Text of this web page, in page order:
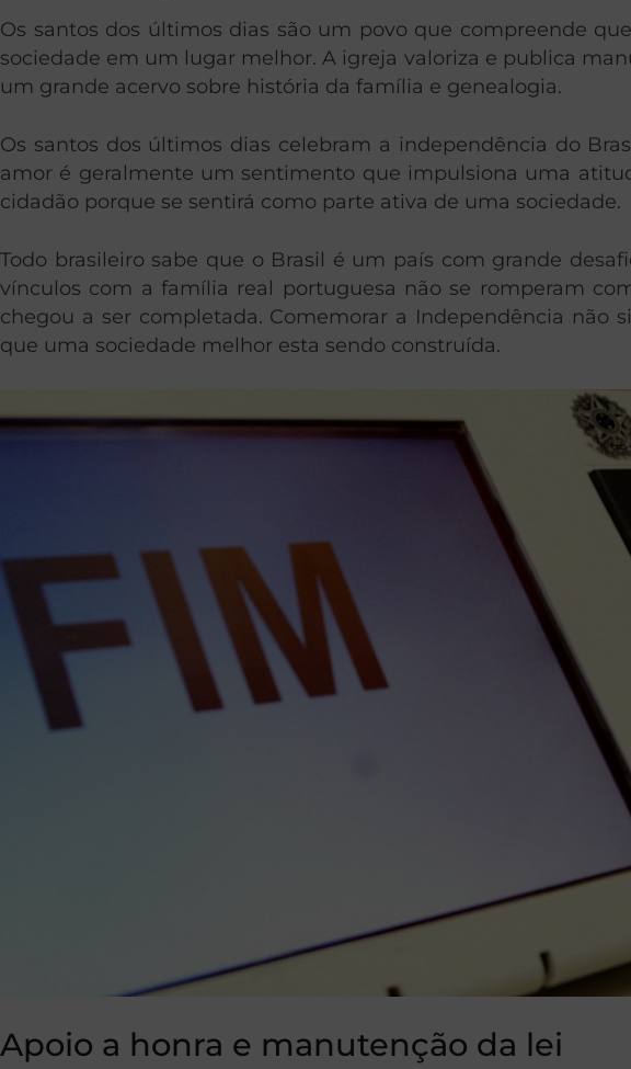
Os santos dos últimos dias são um povo que compreende
sociedade em um lugar melhor. A igreja valoriza e publica
um grande acervo sobre história da família e genealogia.
Os santos dos últimos dias celebram a independência do
amor é geralmente um sentimento que impulsiona uma
cidadão porque se sentirá como parte ativa de uma sociedade.
Todo brasileiro sabe que o Brasil é um país com grande
vínculos com a família real portuguesa não se romperam
chegou a ser completada. Comemorar a Independência não
que uma sociedade melhor esta sendo construída.
Apoio a honra e manutenção da lei